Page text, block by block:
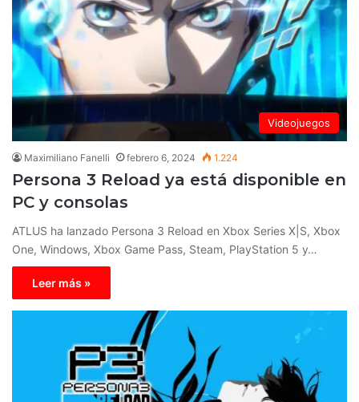
Videojuegos
Maximiliano Fanelli febrero 6, 2024 1.224
Persona 3 Reload ya está disponible en
PC y consolas
ATLUS ha lanzado Persona 3 Reload en Xbox Series X|S, Xbox
One, Windows, Xbox Game Pass, Steam, PlayStation 5 y…
Leer más »